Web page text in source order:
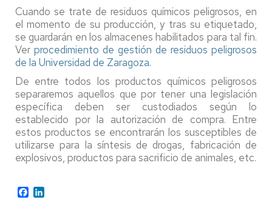
Cuando se trate de residuos químicos peligrosos, en
el momento de su producción, y tras su etiquetado,
se guardarán en los almacenes habilitados para tal fin.
Ver procedimiento de gestión de residuos peligrosos
de la Universidad de Zaragoza.
De entre todos los productos químicos peligrosos
separaremos aquellos que por tener una legislación
específica deben ser custodiados según lo
establecido por la autorización de compra. Entre
estos productos se encontrarán los susceptibles de
utilizarse para la síntesis de drogas, fabricación de
explosivos, productos para sacrificio de animales, etc.
Facebook